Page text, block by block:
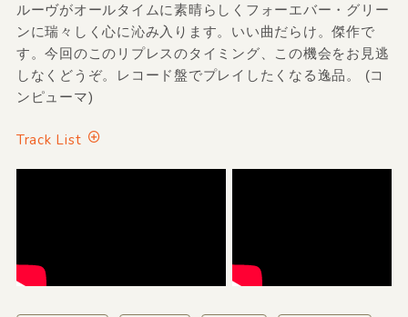
ルーヴがオールタイムに素晴らしくフォーエバー・グリー
ンに瑞々しく心に沁み入ります。いい曲だらけ。傑作で
す。今回のこのリプレスのタイミング、この機会をお見逃
しなくどうぞ。レコード盤でプレイしたくなる逸品。 (コ
ンピューマ)
Track List